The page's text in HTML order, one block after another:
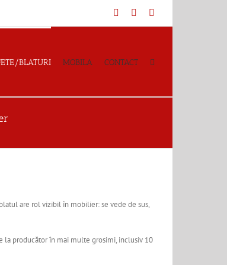
FacebookYouTube
BLATURI MOBILA CONTACT
are rol vizibil în mobilier: se vede de sus,
la producător în mai multe grosimi, inclusiv 10